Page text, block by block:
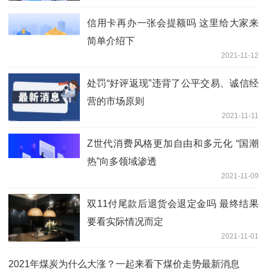
信用卡再办一张会提额吗 这里给大家来
简单介绍下
2021-11-12
处罚“好评返现”违背了公平交易、诚信经
营的市场原则
2021-11-11
Z世代消费风格更加自由和多元化 “国潮
热”向多领域渗透
2021-11-09
双11付尾款后退货会退定金吗 最终结果
要看实际情况而定
2021-11-01
2021年煤炭为什么大涨？一起来看下煤价走势最新消息